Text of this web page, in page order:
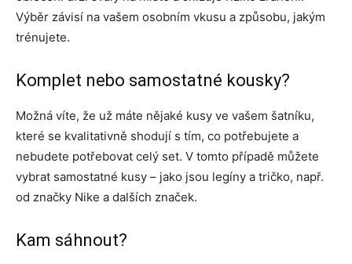
Výběr závisí na vašem osobním vkusu a způsobu, jakým
trénujete.
Komplet nebo samostatné kousky?
Možná víte, že už máte nějaké kusy ve vašem šatníku,
které se kvalitativně shodují s tím, co potřebujete a
nebudete potřebovat celý set. V tomto případě můžete
vybrat samostatné kusy – jako jsou legíny a tričko, např.
od značky Nike a dalších značek.
Kam sáhnout?